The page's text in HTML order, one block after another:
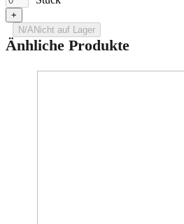
+
N/ANicht auf Lager
Änhliche Produkte